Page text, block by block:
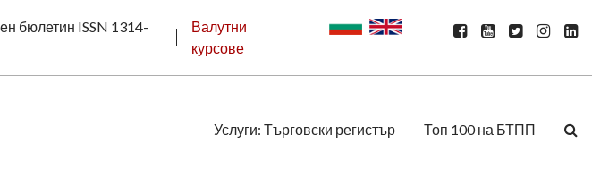
бюлетин ISSN 1314-
Валутни
курсове
Услуги: Търговски регистър Топ 100 на БТПП